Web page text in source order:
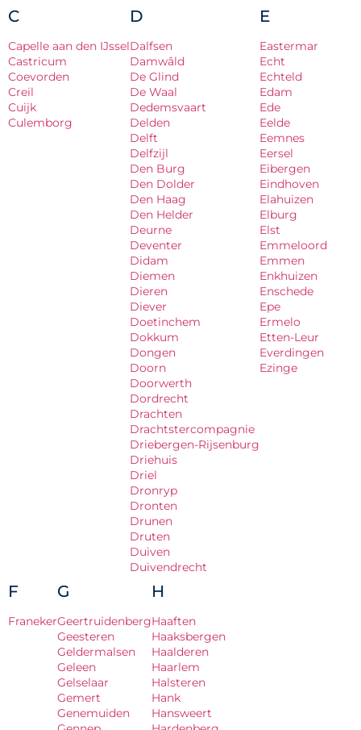
C
Capelle aan den IJssel
Castricum
Coevorden
Creil
Cuijk
Culemborg
D
Dalfsen
Damwâld
De Glind
De Waal
Dedemsvaart
Delden
Delft
Delfzijl
Den Burg
Den Dolder
Den Haag
Den Helder
Deurne
Deventer
Didam
Diemen
Dieren
Diever
Doetinchem
Dokkum
Dongen
Doorn
Doorwerth
Dordrecht
Drachten
Drachtstercompagnie
Driebergen-Rijsenburg
Driehuis
Driel
Dronryp
Dronten
Drunen
Druten
Duiven
Duivendrecht
E
Eastermar
Echt
Echteld
Edam
Ede
Eelde
Eemnes
Eersel
Eibergen
Eindhoven
Elahuizen
Elburg
Elst
Emmeloord
Emmen
Enkhuizen
Enschede
Epe
Ermelo
Etten-Leur
Everdingen
Ezinge
F
Franeker
G
Geertruidenberg
Geesteren
Geldermalsen
Geleen
Gelselaar
Gemert
Genemuiden
H
Haaften
Haaksbergen
Haalderen
Haarlem
Halsteren
Hank
Hansweert